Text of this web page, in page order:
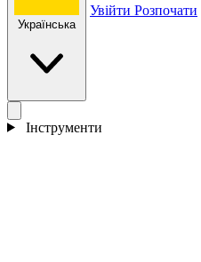
Українська
Увійти Розпочати
Інструменти